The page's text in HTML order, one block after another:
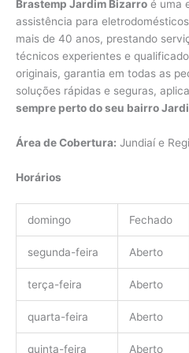
Brastemp Jardim Bizarro é uma
assistência para
mais de 40 anos, prestando
técnicos experientes e
originais, garantia em todas as
soluções rápidas e seguras,
sempre perto do seu bairro
Área de Cobertura: Jundiaí e
Horários
domingo Fechado
segunda-feira Aberto
terça-feira Aberto
quarta-feira Aberto
quinta-feira Aberto